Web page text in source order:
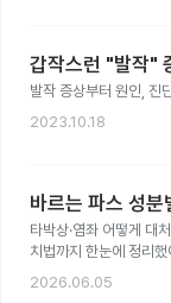
갑작스런 "발작"
발작 증상부터 원인, 진
2023.10.18
바르는 파스 성분
타박상·염좌 어떻게 대
치법까지 한눈에 정리했
2026.06.05